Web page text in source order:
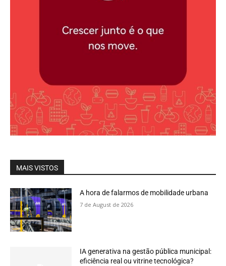
MAIS VISTOS
A hora de falarmos de mobilidade urbana
7 de August de 2026
IA generativa na gestão pública municipal:
eficiência real ou vitrine tecnológica?